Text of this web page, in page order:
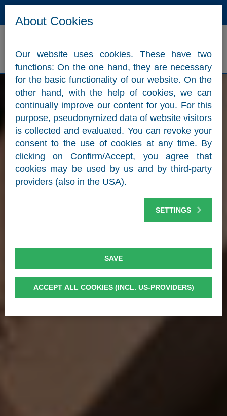
About Cookies
Our website uses cookies. These have two
functions: On the one hand, they are necessary
for the basic functionality of our website. On the
other hand, with the help of cookies, we can
continually improve our content for you. For this
purpose, pseudonymized data of website visitors
is collected and evaluated. You can revoke your
consent to the use of cookies at any time. By
clicking on Confirm/Accept, you agree that
cookies may be used by us and by third-party
providers (also in the USA).
SETTINGS
SAVE
ACCEPT ALL COOKIES (INCL. US-PROVIDERS)